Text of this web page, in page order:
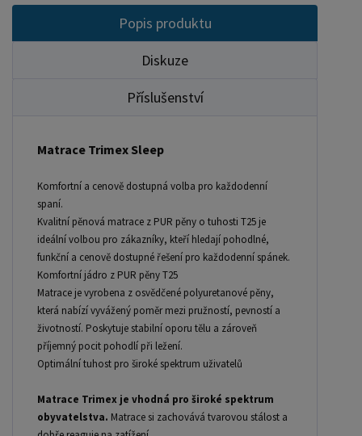
nakupujte - ZDE Přikrývky, polštáře, chrániče,
toppery - nakupujte - ZDE Máte zájem o
velkoobchodní spolupráci? Nebo chcete získat
zajímavou cenovou nabídku na větší množství
Zaregistrujte se ( " UŽIVATEL " - v horní liště ),
vyplníte osobní údaje a zakliknete " MÁM ZÁJEM O
VELKOOBCHODNÍ SPOLUPRÁCI " a zadáte
fakturační údaje. Po jejich kontrole, Vám bude
povolen přístup do velkoobchodu. Popřípadě
zašlete poptávku na ondera@seznam.cz, velice
rádi se Vám budeme věnovat.
Popis produktu
Diskuze
Příslušenství
Matrace Trimex Sleep
Komfortní a cenově dostupná volba pro každodenní
spaní.
Kvalitní pěnová matrace z PUR pěny o tuhosti T25 je
ideální volbou pro zákazníky, kteří hledají pohodlné,
funkční a cenově dostupné řešení pro každodenní spánek.
Komfortní jádro z PUR pěny T25
Matrace je vyrobena z osvědčené polyuretanové pěny,
která nabízí vyvážený poměr mezi pružností, pevností a
životností. Poskytuje stabilní oporu tělu a zároveň
příjemný pocit pohodlí při ležení.
Optimální tuhost pro široké spektrum uživatelů
Matrace Trimex je vhodná pro široké spektrum
obyvatelstva. Matrace si zachovává tvarovou stálost a